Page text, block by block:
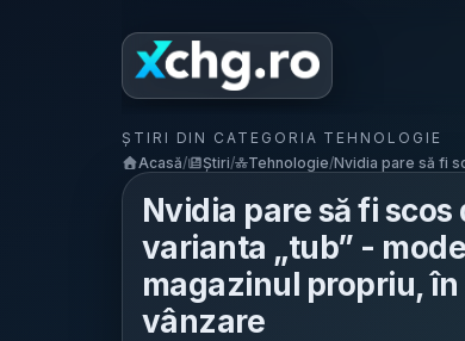
ȘTIRI DIN CATEGORIA TEHNOLOGIE
Acasă/ Știri/ Tehnologie/Nvidia pare să fi
Nvidia pare să fi
varianta „tub” -
magazinul propriu, în
vânzare